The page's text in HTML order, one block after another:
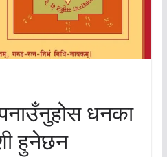
धनका
हुनेछन